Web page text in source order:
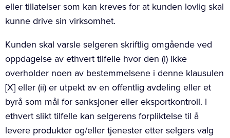
eller tillatelser som kan kreves for at kunden lovlig skal
kunne drive sin virksomhet.
Kunden skal varsle selgeren skriftlig omgående ved
oppdagelse av ethvert tilfelle hvor den (i) ikke
overholder noen av bestemmelsene i denne klausulen
[X] eller (ii) er utpekt av en offentlig avdeling eller et
byrå som mål for sanksjoner eller eksportkontroll. I
ethvert slikt tilfelle kan selgerens forpliktelse til å
levere produkter og/eller tjenester etter selgers valg